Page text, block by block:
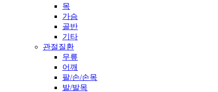
목
가슴
골반
기타
관절질환
무릎
어깨
팔/손/손목
발/발목